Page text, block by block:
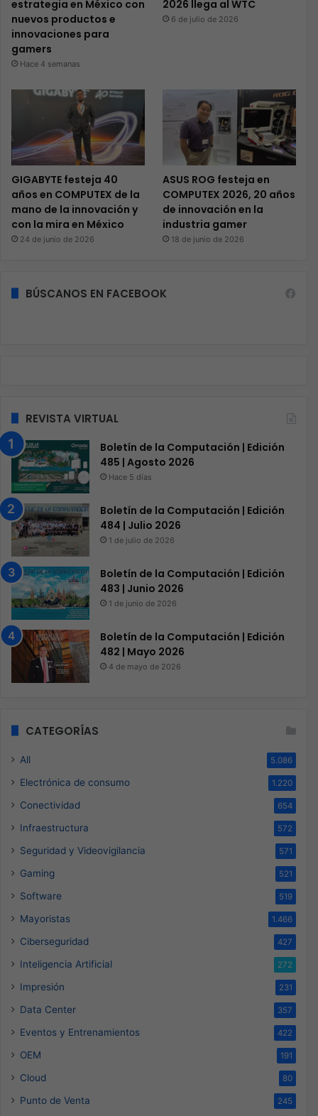
estrategia en México con
nuevos productos e
innovaciones para
gamers
Hace 4 semanas
2026 llega al WTC
6 de julio de 2026
GIGABYTE festeja 40
años en COMPUTEX de la
mano de la innovación y
con la mira en México
24 de junio de 2026
ASUS ROG festeja en
COMPUTEX 2026, 20 años
de innovación en la
industria gamer
18 de junio de 2026
BÚSCANOS EN FACEBOOK
REVISTA VIRTUAL
Boletín de la Computación | Edición
485 | Agosto 2026
Hace 5 días
Boletín de la Computación | Edición
484 | Julio 2026
1 de julio de 2026
Boletín de la Computación | Edición
483 | Junio 2026
1 de junio de 2026
Boletín de la Computación | Edición
482 | Mayo 2026
4 de mayo de 2026
CATEGORÍAS
All 5.086
Electrónica de consumo 1.220
Conectividad 654
Infraestructura 572
Seguridad y Videovigilancia 571
Gaming 521
Software 519
Mayoristas 1.466
Ciberseguridad 427
Inteligencia Artificial 272
Impresión 231
Data Center 357
Eventos y Entrenamientos 422
OEM 191
Cloud 80
Punto de Venta 245